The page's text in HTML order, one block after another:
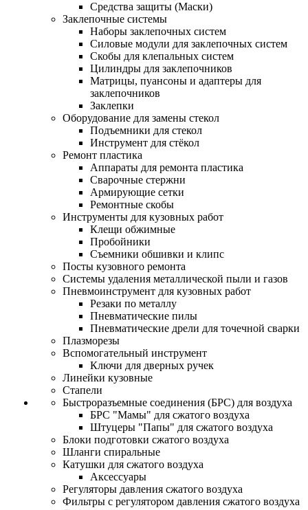
Средства защиты (Маски)
Заклепочные системы
Наборы заклепочных систем
Силовые модули для заклепочных систем
Скобы для клепальных систем
Цилиндры для заклепочников
Матрицы, пуансоны и адаптеры для
заклепочников
Заклепки
Оборудование для замены стекол
Подъемники для стекол
Инструмент для стёкол
Ремонт пластика
Аппараты для ремонта пластика
Сварочные стержни
Армирующие сетки
Ремонтные скобы
Инструменты для кузовных работ
Клещи обжимные
Пробойники
Съемники обшивки и клипс
Посты кузовного ремонта
Системы удаления металлической пыли и газов
Пневмоинструмент для кузовных работ
Резаки по металлу
Пневматические пилы
Пневматические дрели для точечной сварки
Плазморезы
Вспомогательный инструмент
Ключи для дверных ручек
Линейки кузовные
Стапели
Быстроразъемные соединения (БРС) для воздуха
БРС "Мамы" для сжатого воздуха
Штуцеры "Папы" для сжатого воздуха
Блоки подготовки сжатого воздуха
Шланги спиральные
Катушки для сжатого воздуха
Аксессуары
Регуляторы давления сжатого воздуха
Фильтры с регулятором давления сжатого воздуха